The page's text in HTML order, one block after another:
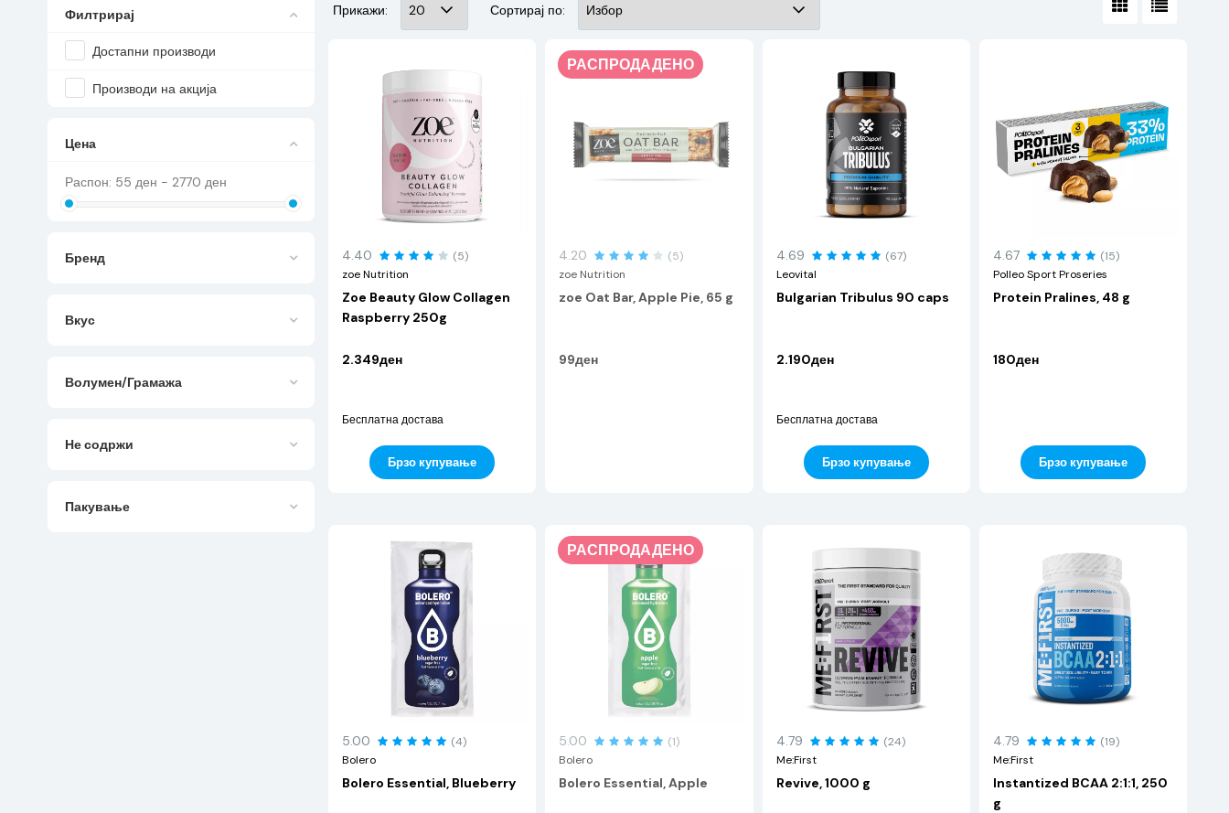
Филтрирај
Достапни производи
Производи на акција
Цена
Распон: 55 ден - 2770 ден
Бренд
Вкус
Волумен/Грамажа
Не содржи
Пакување
Прикажи: Сортирај по:
4.40
(5)
zoe Nutrition
Zoe Beauty Glow Collagen
Raspberry 250g
2.349ден
Бесплатна достава
Брзо купување
РАСПРОДАДЕНО
4.20
(5)
zoe Nutrition
zoe Oat Bar, Apple Pie, 65 g
99ден
4.69
(67)
Leovital
Bulgarian Tribulus 90 caps
2.190ден
Бесплатна достава
Брзо купување
4.67
(15)
Polleo Sport Proseries
Protein Pralines, 48 g
180ден
Брзо купување
5.00
(4)
Bolero
Bolero Essential, Blueberry
РАСПРОДАДЕНО
5.00
(1)
Bolero
Bolero Essential, Apple
4.79
(24)
Me:First
Revive, 1000 g
4.79
(19)
Me:First
Instantized BCAA 2:1:1, 250
g